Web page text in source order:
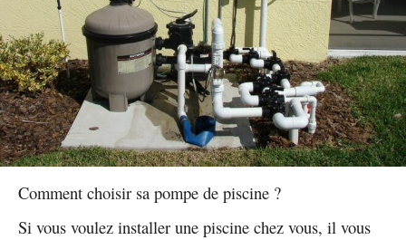
Comment choisir sa pompe de piscine ?
Si vous voulez installer une piscine chez vous, il vous